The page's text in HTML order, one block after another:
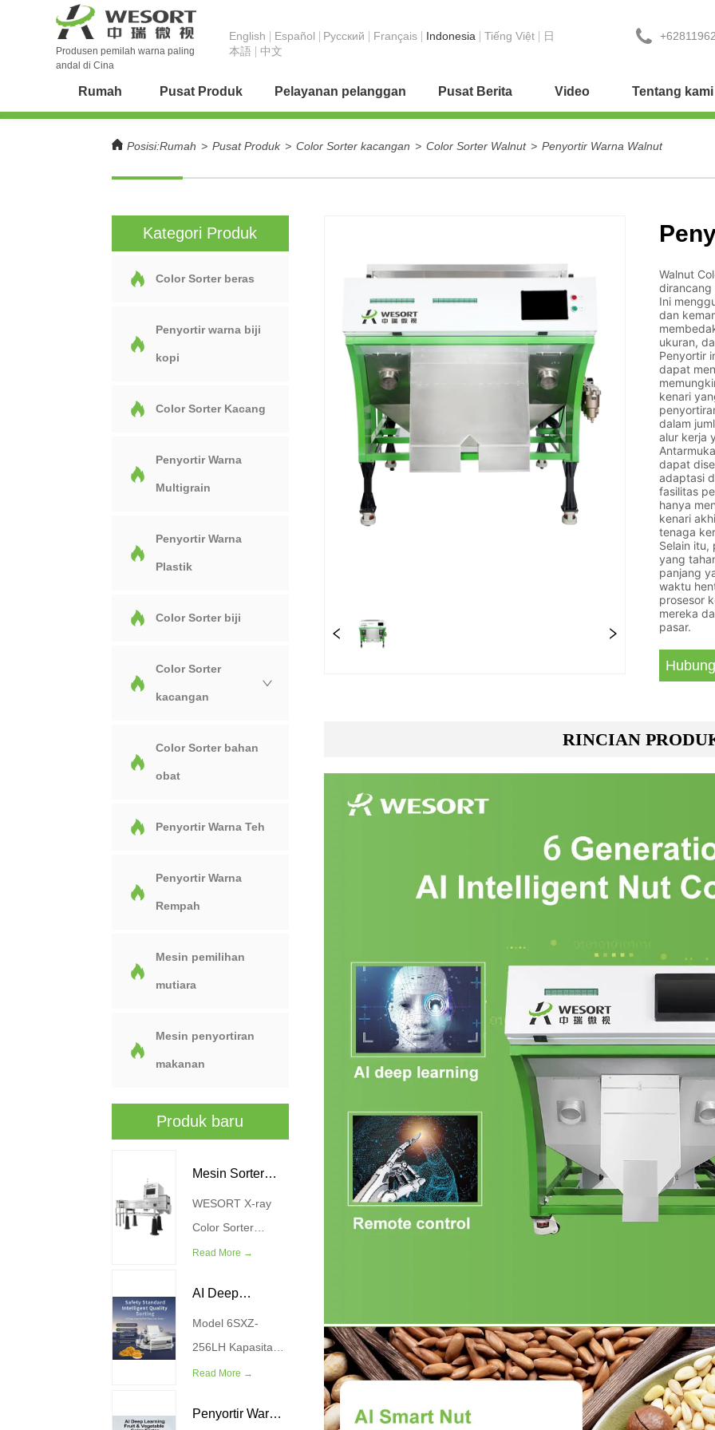
Produsen pemilah warna paling
andal di Cina
English Español Pусский Français Indonesia Tiếng Việt
日
本語
中文
Rumah Pusat Produk Pelayanan pelanggan Pusat Berita Video Tentang kami
Posisi:Rumah > Pusat Produk > Color Sorter kacangan > Color Sorter Walnut > Penyortir Warna Walnut
Kategori Produk
Color Sorter beras
Penyortir warna biji
kopi
Color Sorter Kacang
Penyortir Warna
Multigrain
Penyortir Warna
Plastik
Color Sorter biji
Color Sorter
kacangan
Color Sorter bahan
obat
Penyortir Warna Teh
Penyortir Warna
Rempah
Mesin pemilihan
mutiara
Mesin penyortiran
makanan
Produk baru
Mesin Sorter
Warna R-ray
WESORT X-ray
Color Sorter
Machine
teknologi
pencitraan sinar-X
canggih dengan
algoritma
mendalam AI
Read More →
AI Deep
Learning Meat
Floss Color
Model 6SXZ-
256LH Kapasitas
(KG / H) 200-300
Tekanan Sumber
Read More →
Penyortir Warna
Walnut
dirancang
Ini
dan
ukuran,
Penyortir
dapat
kenari
dalam
alur kerja
dapat
adaptasi
fasilitas
hanya
kenari
tenaga
Selain
yang
panjang
waktu
prosesor
mereka
pasar.
RINCIAN